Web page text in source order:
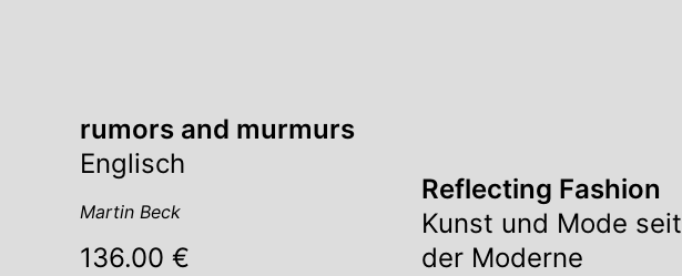
rumors and murmurs
Englisch
Martin Beck
136.00 €
Reflecting Fashion
Kunst und Mode seit
der Moderne